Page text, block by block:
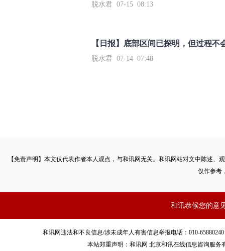
脱水君 07-15 08:13
【日报】底部区间已探明，但过程不
脱水君 07-14 07:48
【免责声明】本文仅代表作者本人观点，与和讯网无关。和讯网站对文中陈述
仅作参考
和讯恭候您的意
和讯网违法和不良信息/涉未成年人有害信息举报电话：010-
本站郑重声明：和讯网 北京和讯在线信息咨询服